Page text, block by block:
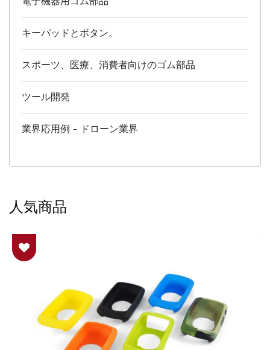
キーパッドとボタン。
スポーツ、医療、消費者向けのゴム部品
ツール開発
業界応用例 – ドローン業界
人気商品